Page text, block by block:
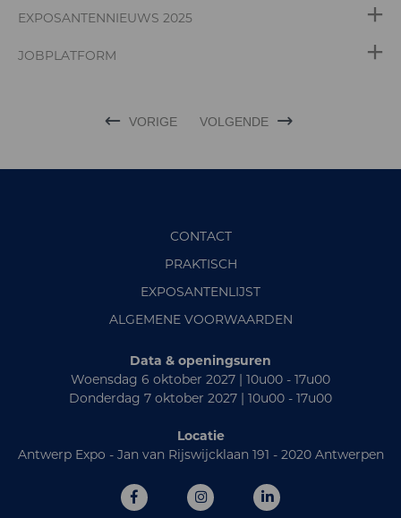
EXPOSANTENNIEUWS 2025
JOBPLATFORM
VORIGE VOLGENDE
CONTACT
PRAKTISCH
EXPOSANTENLIJST
ALGEMENE VOORWAARDEN
Data & openingsuren
Woensdag 6 oktober 2027 | 10u00 - 17u00
Donderdag 7 oktober 2027 | 10u00 - 17u00
Locatie
Antwerp Expo - Jan van Rijswijcklaan 191 - 2020 Antwerpen